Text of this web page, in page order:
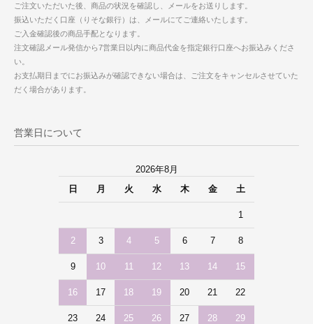
ご注文いただいた後、商品の状況を確認し、メールをお送りします。
振込いただく口座（りそな銀行）は、メールにてご連絡いたします。
ご入金確認後の商品手配となります。
注文確認メール発信から7営業日以内に商品代金を指定銀行口座へお振込みくださ
い。
お支払期日までにお振込みが確認できない場合は、ご注文をキャンセルさせていた
だく場合があります。
営業日について
2026年8月
日
月 火 水 木 金 土
1
2 3 4 5 6 7 8
9 10 11 12 13 14 15
16 17 18 19 20 21 22
23 24 25 26 27 28 29